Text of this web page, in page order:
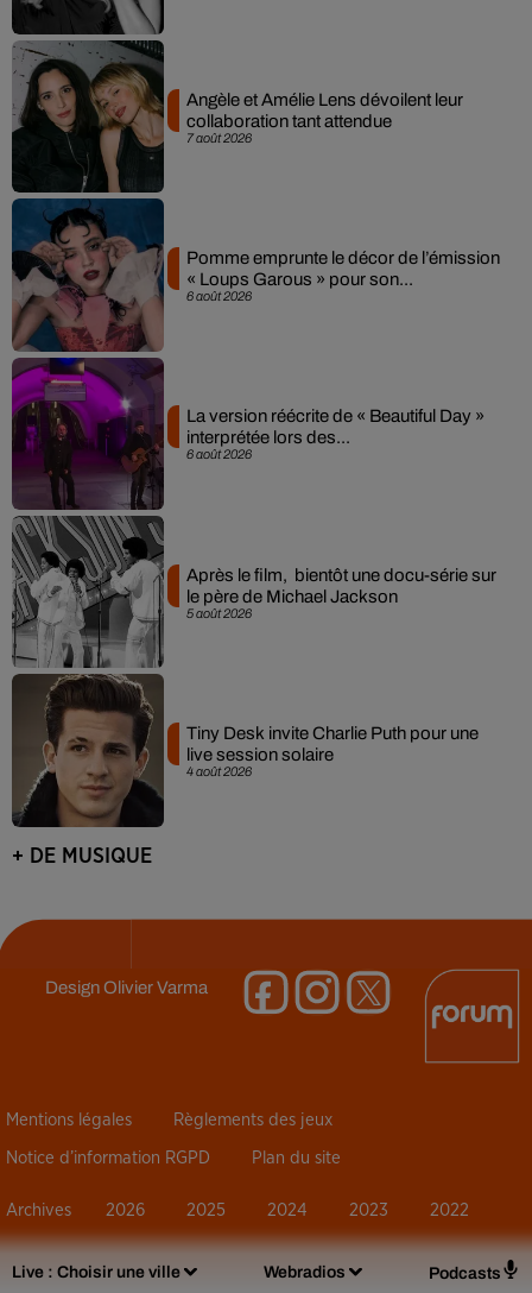
Live : Choisir une ville Webradios Podcasts
7 août 2026
Angèle et Amélie Lens dévoilent leur
collaboration tant attendue
6 août 2026
Pomme emprunte le décor de l’émission
« Loups Garous » pour son...
6 août 2026
La version réécrite de « Beautiful Day »
interprétée lors des...
5 août 2026
Après le film, bientôt une docu-série sur
le père de Michael Jackson
4 août 2026
Tiny Desk invite Charlie Puth pour une
live session solaire
+ DE MUSIQUE
DesignOlivier Varma
Mentions légales Règlements des jeux
Notice d’information RGPD Plan du site
Archives 2026 2025 2024 2023 2022